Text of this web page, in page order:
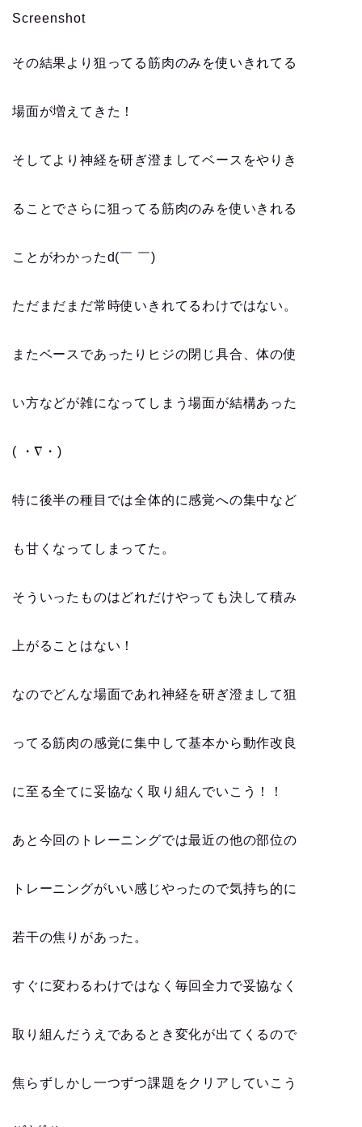
Screenshot
その結果より狙ってる筋肉のみを使いきれてる
場面が増えてきた！
そしてより神経を研ぎ澄ましてベースをやりき
ることでさらに狙ってる筋肉のみを使いきれる
ことがわかったd(￣ ￣)
ただまだまだ常時使いきれてるわけではない。
またベースであったりヒジの閉じ具合、体の使
い方などが雑になってしまう場面が結構あった
( ・∇・)
特に後半の種目では全体的に感覚への集中など
も甘くなってしまってた。
そういったものはどれだけやっても決して積み
上がることはない！
なのでどんな場面であれ神経を研ぎ澄まして狙
ってる筋肉の感覚に集中して基本から動作改良
に至る全てに妥協なく取り組んでいこう！！
あと今回のトレーニングでは最近の他の部位の
トレーニングがいい感じやったので気持ち的に
若干の焦りがあった。
すぐに変わるわけではなく毎回全力で妥協なく
取り組んだうえであるとき変化が出てくるので
焦らずしかし一つずつ課題をクリアしていこう